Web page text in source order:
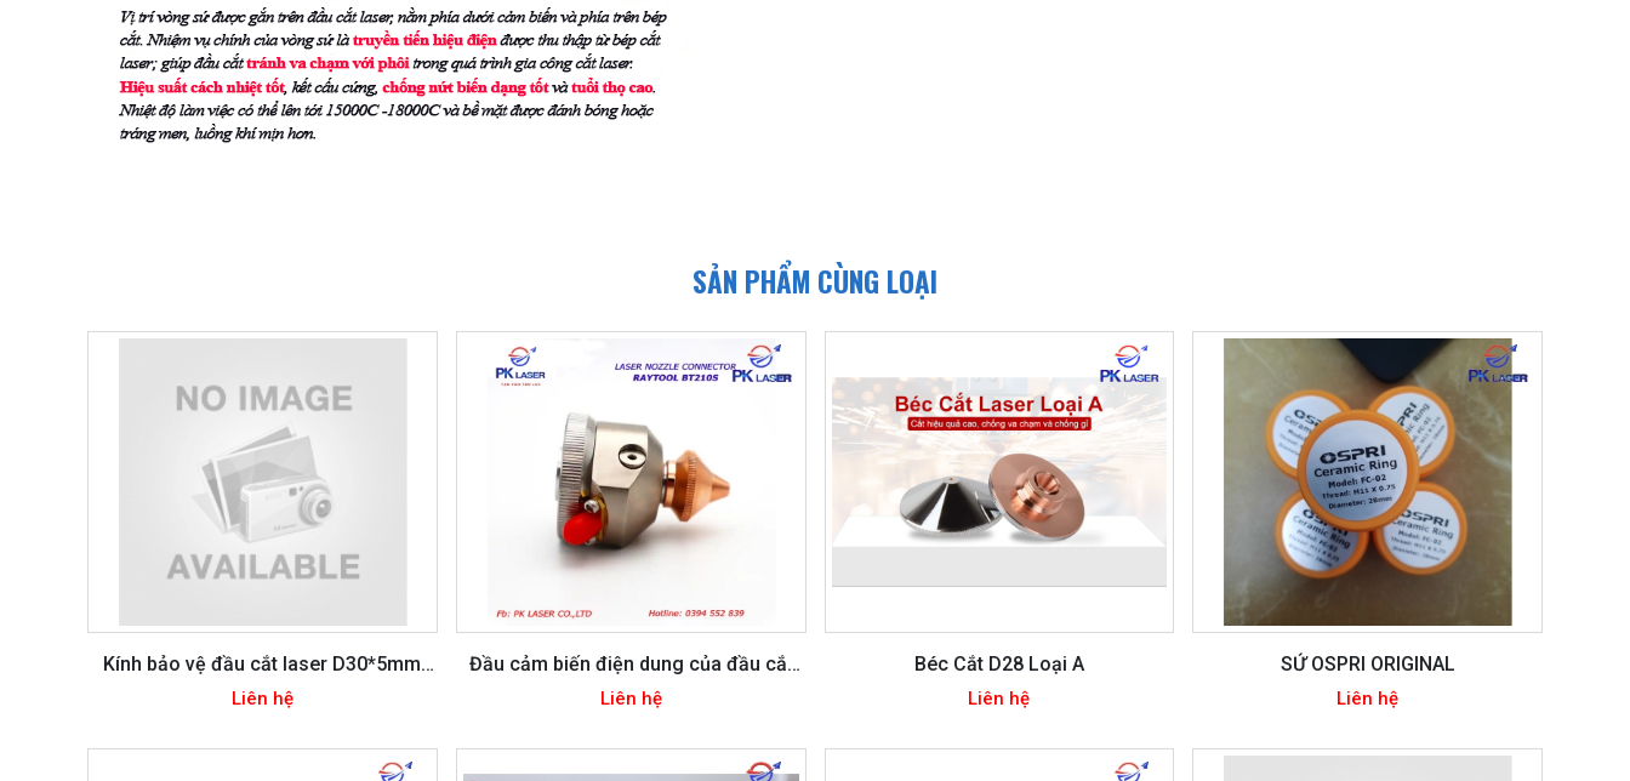
SẢN PHẨM CÙNG LOẠI
Kính bảo vệ đầu cắt laser D30*5mm
D27.9*4.1mm
Liên hệ
Đầu cảm biến điện dung của đầu cắt
laser
Liên hệ
Béc Cắt D28 Loại A
Liên hệ
SỨ OSPRI ORIGINAL
Liên hệ